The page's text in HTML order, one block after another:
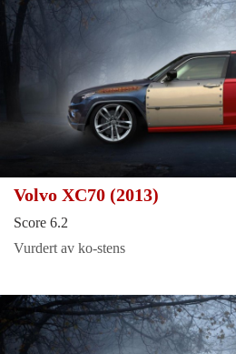
Volvo XC70 (2013)
Score 6.2
Vurdert av ko-stens